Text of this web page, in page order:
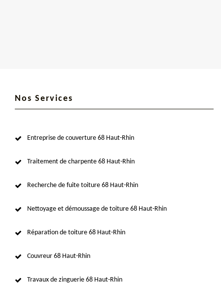
Nos Services
Entreprise de couverture 68 Haut-Rhin
Traitement de charpente 68 Haut-Rhin
Recherche de fuite toiture 68 Haut-Rhin
Nettoyage et démoussage de toiture 68 Haut-Rhin
Réparation de toiture 68 Haut-Rhin
Couvreur 68 Haut-Rhin
Travaux de zinguerie 68 Haut-Rhin